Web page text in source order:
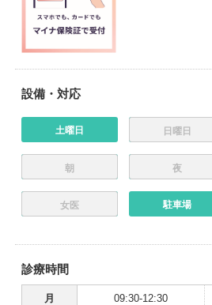
設備・対応
土曜日 日曜日
朝 夜
女医 駐車場
診療時間
月 09:30-12:30